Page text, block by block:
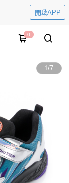
開啟APP
0
1/7